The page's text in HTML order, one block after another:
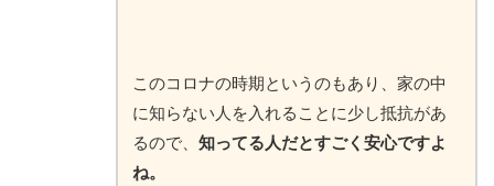
このコロナの時期というのもあり、家の中
に知らない人を入れることに少し抵抗があ
るので、 知ってる人だとすごく安心ですよ
ね。